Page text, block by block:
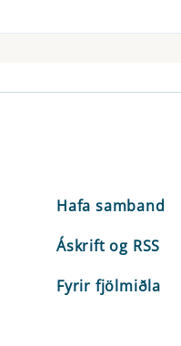
Hafa samband
Áskrift og RSS
Fyrir fjölmiðla